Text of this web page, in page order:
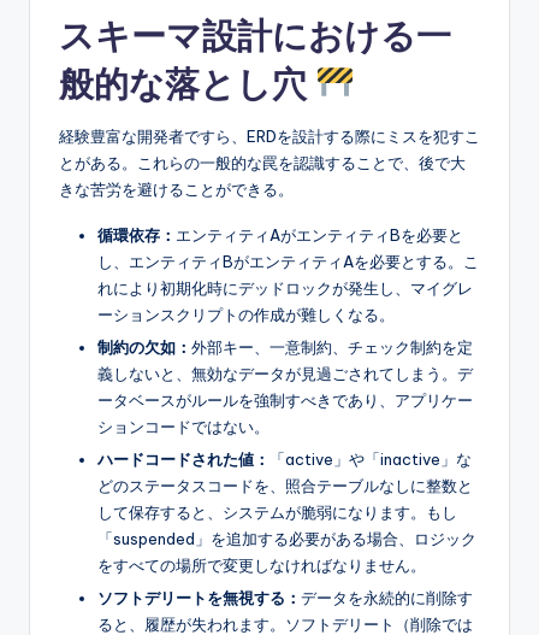
スキーマ設計における一
般的な落とし穴
経験豊富な開発者ですら、ERDを設計する際にミスを犯すこ
とがある。これらの一般的な罠を認識することで、後で大
きな苦労を避けることができる。
循環依存： エンティティAがエンティティBを必要と
し、エンティティBがエンティティAを必要とする。こ
れにより初期化時にデッドロックが発生し、マイグレ
ーションスクリプトの作成が難しくなる。
制約の欠如： 外部キー、一意制約、チェック制約を定
義しないと、無効なデータが見過ごされてしまう。デ
ータベースがルールを強制すべきであり、アプリケー
ションコードではない。
ハードコードされた値：
「active」や「inactive」な
どのステータスコードを、照合テーブルなしに整数と
して保存すると、システムが脆弱になります。もし
「suspended」を追加する必要がある場合、ロジック
をすべての場所で変更しなければなりません。
ソフトデリートを無視する： データを永続的に削除す
ると、履歴が失われます。ソフトデリート（削除では